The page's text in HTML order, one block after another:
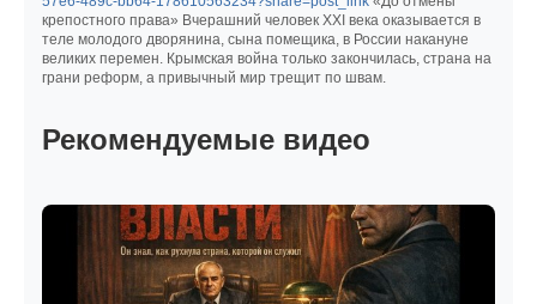
крепостного права» Вчерашний человек XXI века оказывается в
теле молодого дворянина, сына помещика, в России накануне
великих перемен. Крымская война только закончилась, страна на
грани реформ, а привычный мир трещит по швам.
Рекомендуемые видео